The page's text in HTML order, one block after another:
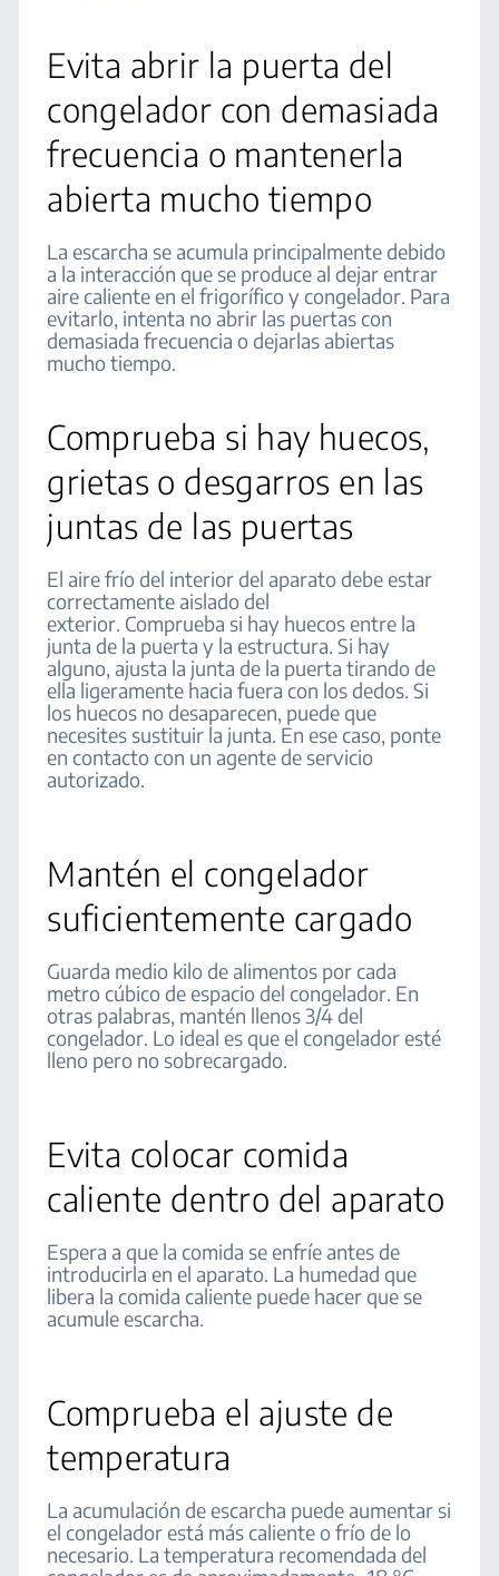
Evita abrir la puerta del
congelador con demasiada
frecuencia o mantenerla
abierta mucho tiempo
La escarcha se acumula principalmente debido
a la interacción que se produce al dejar entrar
aire caliente en el frigorífico y congelador. Para
evitarlo, intenta no abrir las puertas con
demasiada frecuencia o dejarlas abiertas
mucho tiempo.
Comprueba si hay huecos,
grietas o desgarros en las
juntas de las puertas
El aire frío del interior del aparato debe estar
correctamente aislado del
exterior. Comprueba si hay huecos entre la
junta de la puerta y la estructura. Si hay
alguno, ajusta la junta de la puerta tirando de
ella ligeramente hacia fuera con los dedos. Si
los huecos no desaparecen, puede que
necesites sustituir la junta. En ese caso, ponte
en contacto con un agente de servicio
autorizado.
Mantén el congelador
suficientemente cargado
Guarda medio kilo de alimentos por cada
metro cúbico de espacio del congelador. En
otras palabras, mantén llenos 3/4 del
congelador. Lo ideal es que el congelador esté
lleno pero no sobrecargado.
Evita colocar comida
caliente dentro del aparato
Espera a que la comida se enfríe antes de
introducirla en el aparato. La humedad que
libera la comida caliente puede hacer que se
acumule escarcha.
Comprueba el ajuste de
temperatura
La acumulación de escarcha puede aumentar si
el congelador está más caliente o frío de lo
necesario. La temperatura recomendada del